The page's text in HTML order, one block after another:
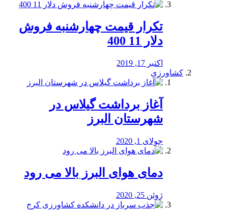
تکرار قیمت چهارشنبه فروش
دلار 11 400
اکتبر 17, 2019
کشاورزی
آغاز برداشت گیلاس در
شهرستان البرز
جولای 1, 2020
دمای هوای البرز بالا می رود
ژوئن 25, 2020